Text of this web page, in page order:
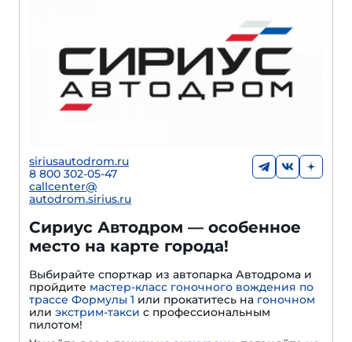
siriusautodrom.ru
8 800 302-05-47
callcenter@
autodrom.sirius.ru
Сириус Автодром — особенное
место на карте города!
Выбирайте спорткар из автопарка Автодрома и
пройдите мастер-класс гоночного вождения по
трассе Формулы 1 или прокатитесь на гоночном
или экстрим-такси с профессиональным
пилотом!